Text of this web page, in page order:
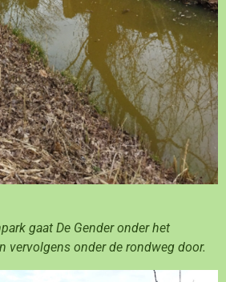
gaat De Gender onder het
vervolgens onder de rondweg door.